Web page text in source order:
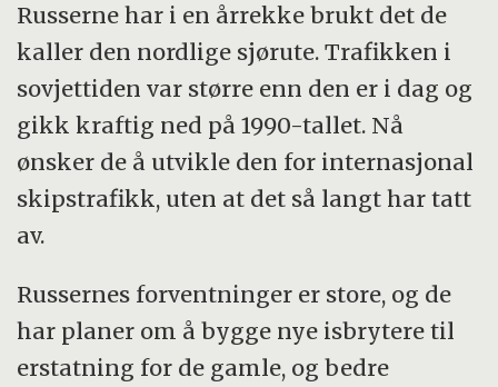
Russerne har i en årrekke brukt det de
kaller den nordlige sjørute. Trafikken i
sovjettiden var større enn den er i dag og
gikk kraftig ned på 1990-tallet. Nå
ønsker de å utvikle den for internasjonal
skipstrafikk, uten at det så langt har tatt
av.
Russernes forventninger er store, og de
har planer om å bygge nye isbrytere til
erstatning for de gamle, og bedre